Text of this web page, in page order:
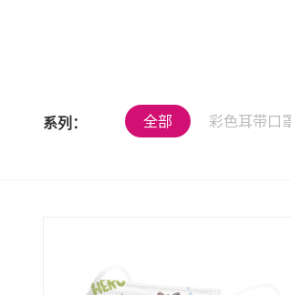
系列： 全部 彩色耳带口